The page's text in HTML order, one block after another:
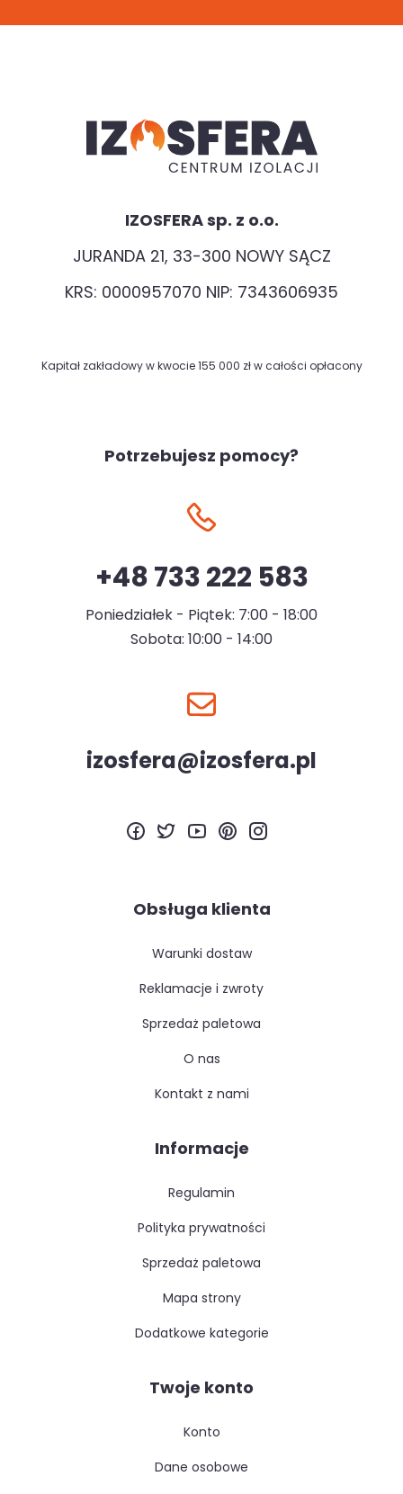
IZOSFERA sp. z o.o.
JURANDA 21, 33-300 NOWY SĄCZ
KRS: 0000957070 NIP: 7343606935
Kapitał zakładowy w kwocie 155 000 zł w całości opłacony
Potrzebujesz pomocy?
+48 733 222 583
Poniedziałek - Piątek: 7:00 - 18:00
Sobota: 10:00 - 14:00
izosfera@izosfera.pl
Obsługa klienta
warunki dostaw
reklamacje i zwroty
sprzedaż paletowa
o nas
kontakt z nami
Informacje
regulamin
polityka prywatności
sprzedaż paletowa
mapa strony
dodatkowe kategorie
Twoje konto
konto
dane osobowe